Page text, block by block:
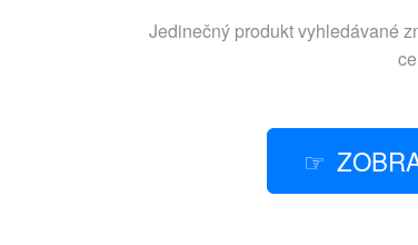
Jedinečný produkt vyhledávané